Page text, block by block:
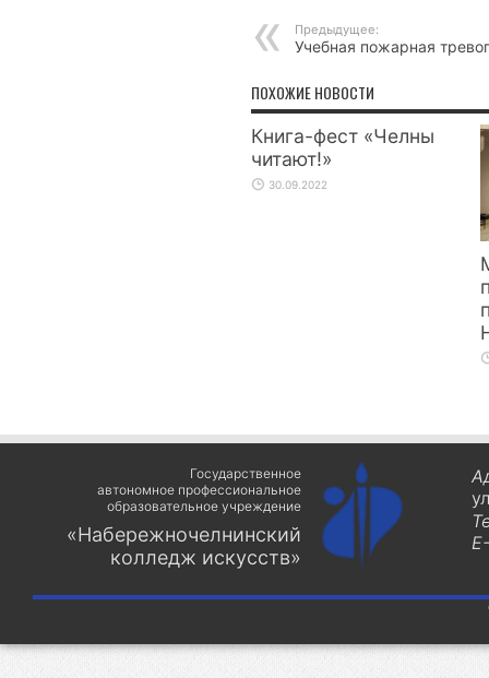
Предыдущее:
Учебная пожарная
ПОХОЖИЕ НОВОСТИ
Книга-фест «Челны
читают!»
30.09.2022
Государственное
автономное профессиональное
образовательное учреждение
«Набережночелнинский
колледж искусств»